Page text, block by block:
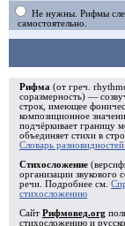
Не нужны. Рифмы
самостоятельно.
Рифма (от греч.
соразмерность) —
строк, имеющее
композиционное
подчёркивает границу
объединяет стихи в
Словарь
Стихосложение
организации звукового
речи. Подробнее см.
стихосложению
Сайт Рифмовед.org
стихосложению и